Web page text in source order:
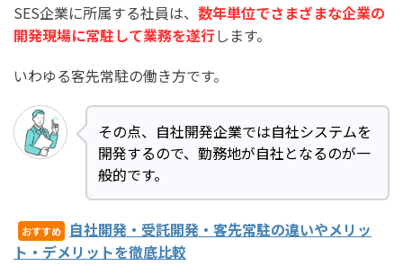
SES企業に所属する社員は、 数年単位でさまざまな企業の
開発現場に常駐して業務を遂行します。
いわゆる客先常駐の働き方です。
その点、自社開発企業では自社システムを
開発するので、勤務地が自社となるのが一
般的です。
おすすめ
自社開発・受託開発・客先常駐の違いやメリッ
ト・デメリットを徹底比較